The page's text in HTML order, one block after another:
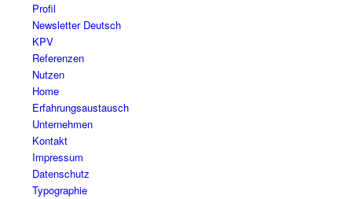
Profil
Newsletter Deutsch
KPV
Referenzen
Nutzen
Home
Erfahrungsaustausch
Unternehmen
Kontakt
Impressum
Datenschutz
Typographie